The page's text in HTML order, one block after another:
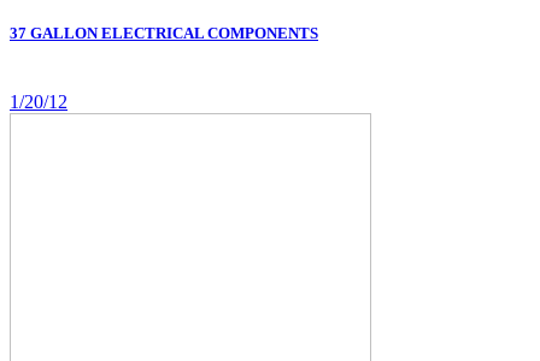
37 GALLON ELECTRICAL COMPONENTS
1/20/12